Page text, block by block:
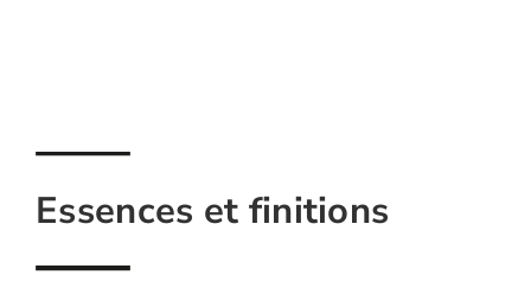
Essences et finitions